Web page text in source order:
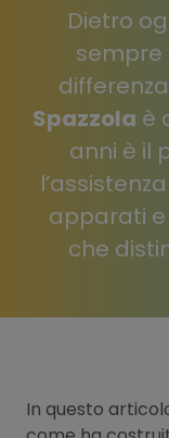
Dietro
sempre
Spazzola è
anni è il
apparati
che
In questo